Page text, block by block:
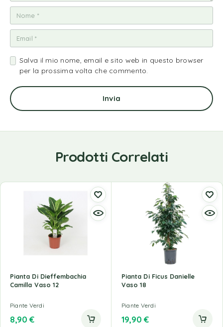
Salva il mio nome, email e sito web in questo browser
per la prossima volta che commento.
Prodotti Correlati
Pianta Di Dieffembachia
Camilla Vaso 12
Piante Verdi
8,90€
Pianta Di Ficus Danielle
Vaso 18
Piante Verdi
19,90 €